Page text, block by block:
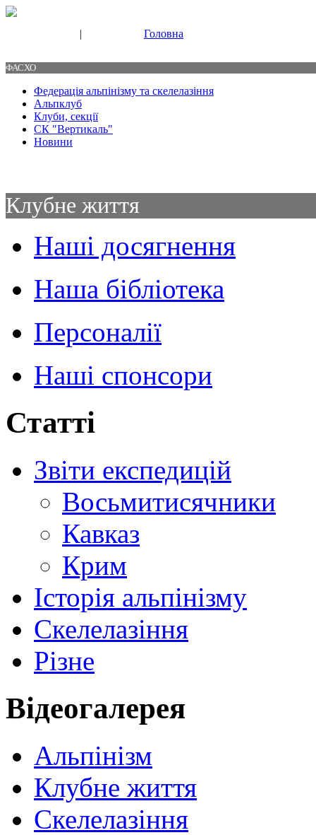
| Головна
ФАСХО
Федерація альпінізму та скелелазіння
Альпклуб
Клуби, секції
СК "Вертикаль"
Новини
Клубне життя
Наші досягнення
Наша бібліотека
Персоналії
Наші спонсори
Статті
Звіти експедицій
Восьмитисячники
Кавказ
Крим
Історія альпінізму
Скелелазіння
Різне
Відеогалерея
Альпінізм
Клубне життя
Скелелазіння